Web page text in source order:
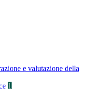
e valutazione della
1